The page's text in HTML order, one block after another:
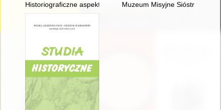
Historiograficzne aspekty badania sakralnego dziedzictwa
Muzeum Misyjne Sióstr